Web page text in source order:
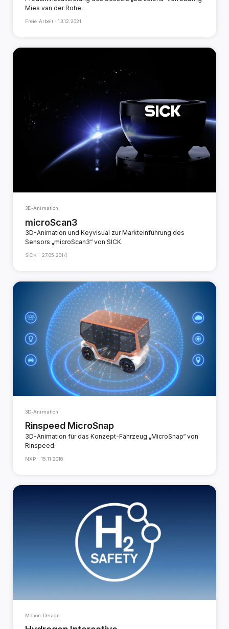
Mies van der Rohe.
Freie Arbeit ·13.12.2021
3D-Animation
microScan3
3D-Animation und Keyvisual zur Markteinführung des
Sensors „microScan3“ von SICK.
SICK · 27.05.2014
3D-Animation
Rinspeed MicroSnap
3D-Animation für das Konzept-Fahrzeug „MicroSnap“ von
Rinspeed.
NXP · 15.11.2018
Motion Design